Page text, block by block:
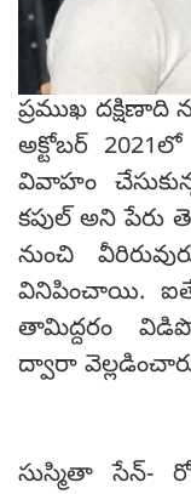
ప్రముఖ
అక్టోబర్
వివాహం
కపుల్ అని పేరు
నుంచి
వినిపించాయి. ఐతే
తామిద్దరం
ద్వారా
సుస్మితా